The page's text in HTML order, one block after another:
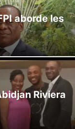
aborde les
Riviera